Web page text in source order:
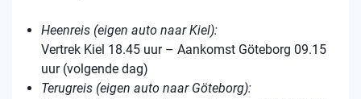
Heenreis (eigen auto naar Kiel):
Vertrek Kiel 18.45 uur – Aankomst Göteborg 09.15
uur (volgende dag)
Terugreis (eigen auto naar Göteborg):